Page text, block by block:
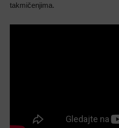
takmičenjima.